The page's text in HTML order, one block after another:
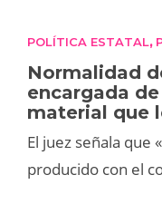
POLÍTICA ESTATAL,
Normalidad
encargada de
material que
El juez señala que
producido con el